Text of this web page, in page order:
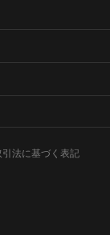
引法に基づく表記